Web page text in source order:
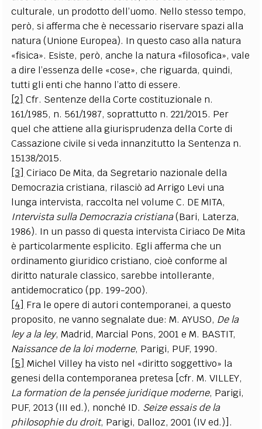
culturale, un prodotto dell’uomo. Nello stesso tempo,
però, si afferma che è necessario riservare spazi alla
natura (Unione Europea). In questo caso alla natura
«fisica». Esiste, però, anche la natura «filosofica», vale
a dire l’essenza delle «cose», che riguarda, quindi,
tutti gli enti che hanno l’atto di essere.
[2] Cfr. Sentenze della Corte costituzionale n.
161/1985, n. 561/1987, soprattutto n. 221/2015. Per
quel che attiene alla giurisprudenza della Corte di
Cassazione civile si veda innanzitutto la Sentenza n.
15138/2015.
[3] Ciriaco De Mita, da Segretario nazionale della
Democrazia cristiana, rilasciò ad Arrigo Levi una
lunga intervista, raccolta nel volume C. DE MITA,
Intervista sulla Democrazia cristiana(Bari, Laterza,
1986). In un passo di questa intervista Ciriaco De Mita
è particolarmente esplicito. Egli afferma che un
ordinamento giuridico cristiano, cioè conforme al
diritto naturale classico, sarebbe intollerante,
antidemocratico (pp. 199-200).
[4] Fra le opere di autori contemporanei, a questo
proposito, ne vanno segnalate due: M. AYUSO, De la
ley a la ley, Madrid, Marcial Pons, 2001 e M. BASTIT,
Naissance de la loi moderne, Parigi, PUF, 1990.
[5] Michel Villey ha visto nel «diritto soggettivo» la
genesi della contemporanea pretesa [cfr. M. VILLEY,
La formation de la pensée juridique moderne, Parigi,
PUF, 2013 (III ed.), nonché ID. Seize essais de la
philosophie du droit, Parigi, Dalloz, 2001 (IV ed.)].